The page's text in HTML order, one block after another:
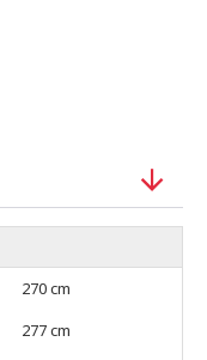
270 cm
277 cm